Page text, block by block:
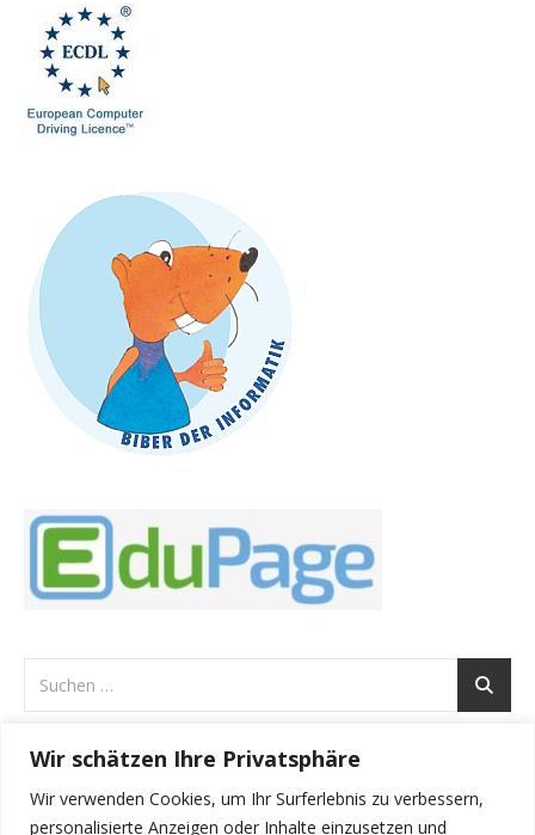
Wir schätzen Ihre Privatsphäre
Wir verwenden Cookies, um Ihr Surferlebnis zu verbessern,
personalisierte Anzeigen oder Inhalte einzusetzen und
ARCHIVE
Archive